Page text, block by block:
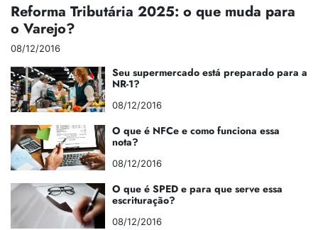
Reforma Tributária 2025: o que muda para
o Varejo?
08/12/2016
Seu supermercado está preparado para a
NR-1?
08/12/2016
O que é NFCe e como funciona essa
nota?
08/12/2016
O que é SPED e para que serve essa
escrituração?
08/12/2016